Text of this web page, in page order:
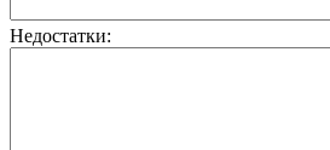
Недостатки: